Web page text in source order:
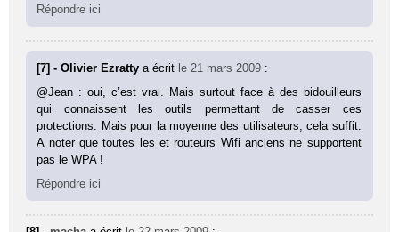
Répondre ici
[7] - Olivier Ezrattya écrit le 21 mars 2009 :
@Jean : oui, c’est vrai. Mais surtout face à des bidouilleurs
qui connaissent les outils permettant de casser ces
protections. Mais pour la moyenne des utilisateurs, cela suffit.
A noter que toutes les et routeurs Wifi anciens ne supportent
pas le WPA !
Répondre ici